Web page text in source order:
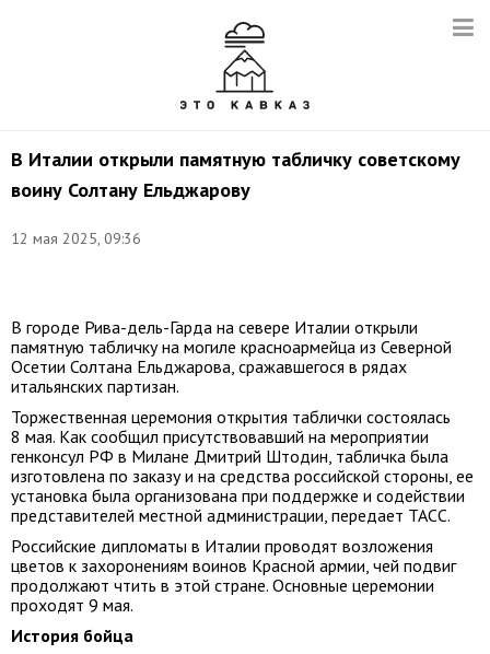
В Италии открыли памятную табличку советскому
воину Солтану Ельджарову
12 мая 2025, 09:36
В городе Рива-дель-Гарда на севере Италии открыли
памятную табличку на могиле красноармейца из Северной
Осетии Солтана Ельджарова, сражавшегося в рядах
итальянских партизан.
Торжественная церемония открытия таблички состоялась
8 мая. Как сообщил присутствовавший на мероприятии
генконсул РФ в Милане Дмитрий Штодин, табличка была
изготовлена по заказу и на средства российской стороны, ее
установка была организована при поддержке и содействии
представителей местной администрации, передает ТАСС.
Российские дипломаты в Италии проводят возложения
цветов к захоронениям воинов Красной армии, чей подвиг
продолжают чтить в этой стране. Основные церемонии
проходят 9 мая.
История бойца